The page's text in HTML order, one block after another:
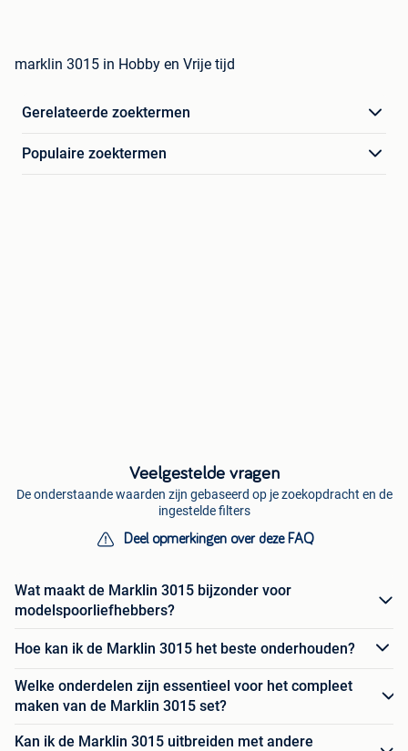
marklin 3015 in Hobby en Vrije tijd
Gerelateerde zoektermen
Populaire zoektermen
Veelgestelde vragen
De onderstaande waarden zijn gebaseerd op je zoekopdracht en de
ingestelde filters
Deel opmerkingen over deze FAQ
Wat maakt de Marklin 3015 bijzonder voor
modelspoorliefhebbers?
Hoe kan ik de Marklin 3015 het beste onderhouden?
Welke onderdelen zijn essentieel voor het compleet
maken van de Marklin 3015 set?
Kan ik de Marklin 3015 uitbreiden met andere